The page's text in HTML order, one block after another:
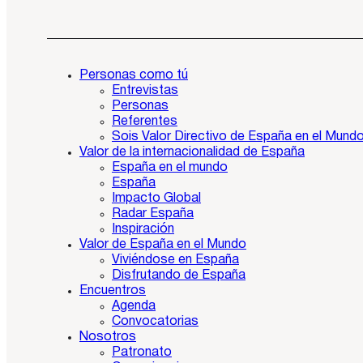
Personas como tú
Entrevistas
Personas
Referentes
Sois Valor Directivo de España en el
Valor de la internacionalidad de España
España en el mundo
España
Impacto Global
Radar España
Inspiración
Valor de España en el Mundo
Viviéndose en España
Disfrutando de España
Encuentros
Agenda
Convocatorias
Nosotros
Patronato